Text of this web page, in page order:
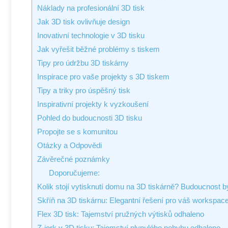
Náklady na profesionální 3D tisk
Jak 3D tisk ovlivňuje design
Inovativní technologie v 3D tisku
Jak vyřešit běžné problémy s tiskem
Tipy pro údržbu 3D tiskárny
Inspirace pro vaše projekty s 3D tiskem
Tipy a triky pro úspěšný tisk
Inspirativní projekty k vyzkoušení
Pohled do budoucnosti 3D tisku
Propojte se s komunitou
Otázky a Odpovědi
Závěrečné poznámky
Doporučujeme:
Kolik stojí vytisknutí domu na 3D tiskárně? Budoucnost
Skříň na 3D tiskárnu: Elegantní řešení pro váš
Flex 3D tisk: Tajemství pružných výtisků odhaleno